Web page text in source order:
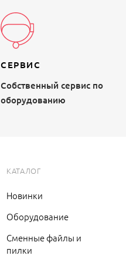
СЕРВИС
Собственный сервис по
оборудованию
КАТАЛОГ
Новинки
Оборудование
Сменные файлы и
пилки